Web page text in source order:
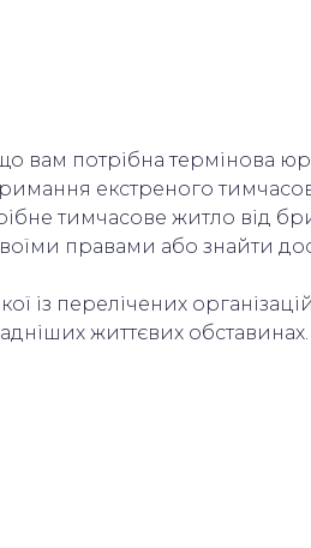
вам потрібна термінова
екстреного
тимчасове житло від
правами або знайти
із перелічених
життєвих обставинах.